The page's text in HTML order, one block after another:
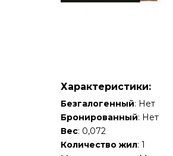
Характеристики:
Безгалогенный: Нет
Бронированный: Нет
Вес: 0,072
Количество жил: 1